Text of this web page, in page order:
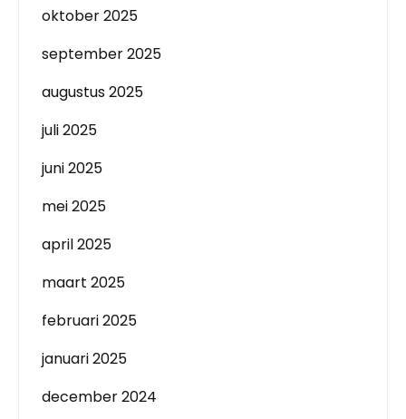
oktober 2025
september 2025
augustus 2025
juli 2025
juni 2025
mei 2025
april 2025
maart 2025
februari 2025
januari 2025
december 2024